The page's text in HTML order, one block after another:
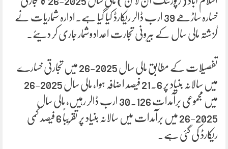
خسارہ ساڑھے 39 ارب ڈالر ریکارڈ کیا گیا ہے۔ادارہ شماریات نے
گزشتہ مالی سال کے بیرونی تجارت اعدادوشمار جاری کر دیئے۔
تفصیلات کے مطابق مالی سال 2025-26 میں تجارتی خسارے
میں سالانہ بنیاد پر 21.6 فیصد اضافہ ہوا، مالی سال 2025-26
میں مجموعی برآمدات 30.126 ارب ڈالر رہیں، مالی سال
2025-26 میں برآمدات میں سالانہ بنیاد پر تقریباً 6 فیصد کمی
ریکارڈ کی گئی ہے۔